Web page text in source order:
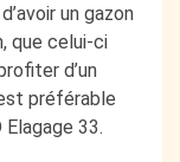
un gazon
que celui-ci
d’un
préférable
33.